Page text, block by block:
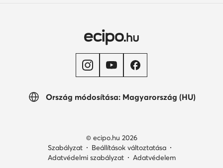
Ország módosítása: Magyarország (HU)
© ecipo.hu 2026
Szabályzat
Beállítások változtatása
Adatvédelmi szabályzat
Adatvédelem